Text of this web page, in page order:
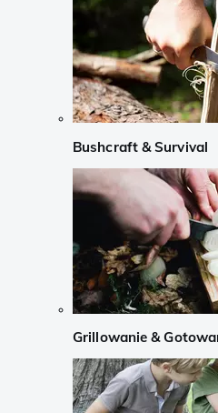
Bushcraft & Survival
Grillowanie &